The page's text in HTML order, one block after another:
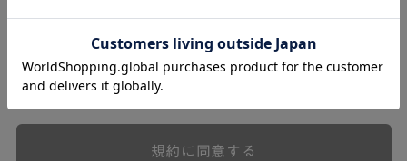
本規約は、会員と弊社との間のサービスの利用に関わる一
切の関係に適用されるものとします。
弊社が一連のサービスを提供するにあたり、本規約のほ
ら個別規定はその名称のいかんに関わらず、本規約の一部
規約に同意する